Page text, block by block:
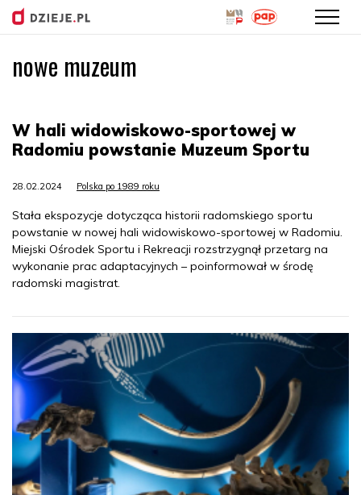
nowe muzeum
W hali widowiskowo-sportowej w
Radomiu powstanie Muzeum Sportu
28.02.2024 Polska po 1989 roku
Stała ekspozycje dotycząca historii radomskiego sportu
powstanie w nowej hali widowiskowo-sportowej w Radomiu.
Miejski Ośrodek Sportu i Rekreacji rozstrzygnął przetarg na
wykonanie prac adaptacyjnych – poinformował w środę
radomski magistrat.